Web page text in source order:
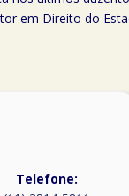
em Direito do
Telefone: